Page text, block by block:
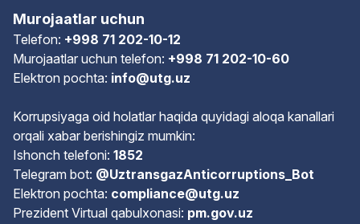
Murojaatlar uchun
Telefon: +998 71 202-10-12
Murojaatlar uchun telefon: +998 71 202-10-60
Elektron pochta: info@utg.uz
Korrupsiyaga oid holatlar haqida quyidagi aloqa kanallari
orqali xabar berishingiz mumkin:
Ishonch telefoni: 1852
Telegram bot: @UztransgazAnticorruptions_Bot
Elektron pochta: compliance@utg.uz
Prezident Virtual qabulxonasi: pm.gov.uz